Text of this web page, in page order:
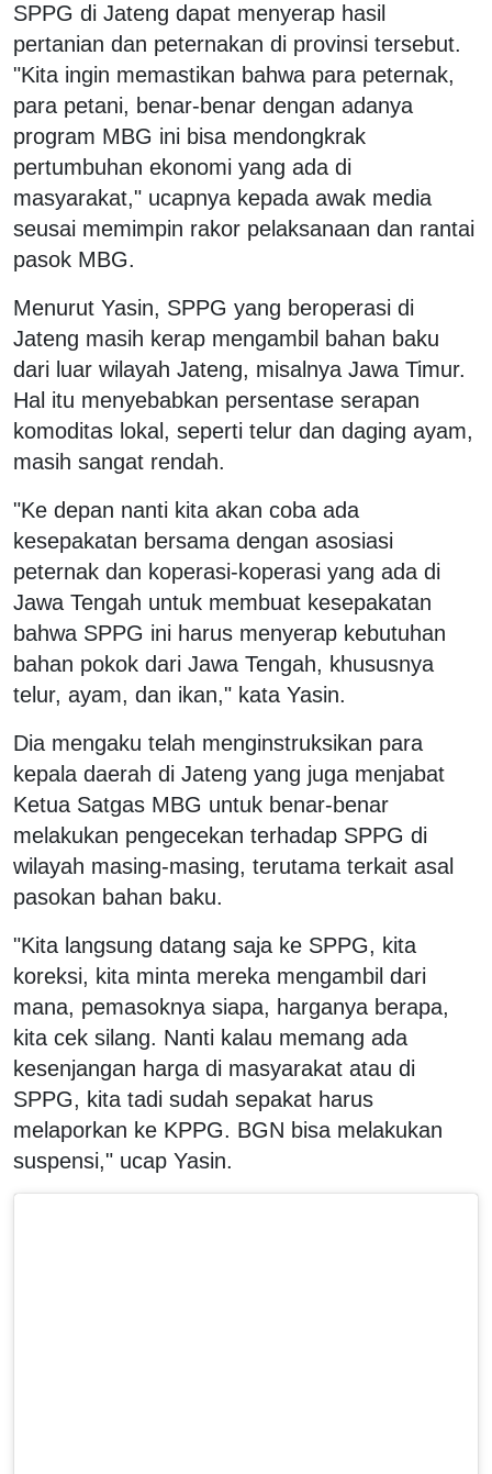
SPPG di Jateng dapat menyerap hasil
pertanian dan peternakan di provinsi tersebut.
"Kita ingin memastikan bahwa para peternak,
para petani, benar-benar dengan adanya
program MBG ini bisa mendongkrak
pertumbuhan ekonomi yang ada di
masyarakat," ucapnya kepada awak media
seusai memimpin rakor pelaksanaan dan rantai
pasok MBG.
Menurut Yasin, SPPG yang beroperasi di
Jateng masih kerap mengambil bahan baku
dari luar wilayah Jateng, misalnya Jawa Timur.
Hal itu menyebabkan persentase serapan
komoditas lokal, seperti telur dan daging ayam,
masih sangat rendah.
"Ke depan nanti kita akan coba ada
kesepakatan bersama dengan asosiasi
peternak dan koperasi-koperasi yang ada di
Jawa Tengah untuk membuat kesepakatan
bahwa SPPG ini harus menyerap kebutuhan
bahan pokok dari Jawa Tengah, khususnya
telur, ayam, dan ikan," kata Yasin.
Dia mengaku telah menginstruksikan para
kepala daerah di Jateng yang juga menjabat
Ketua Satgas MBG untuk benar-benar
melakukan pengecekan terhadap SPPG di
wilayah masing-masing, terutama terkait asal
pasokan bahan baku.
"Kita langsung datang saja ke SPPG, kita
koreksi, kita minta mereka mengambil dari
mana, pemasoknya siapa, harganya berapa,
kita cek silang. Nanti kalau memang ada
kesenjangan harga di masyarakat atau di
SPPG, kita tadi sudah sepakat harus
melaporkan ke KPPG. BGN bisa melakukan
suspensi," ucap Yasin.